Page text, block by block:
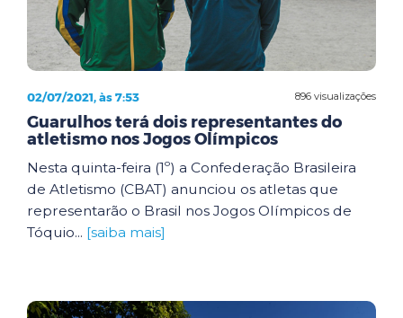
896 visualizações
02/07/2021, às 7:53
Guarulhos terá dois representantes do
atletismo nos Jogos Olímpicos
Nesta quinta-feira (1º) a Confederação Brasileira
de Atletismo (CBAT) anunciou os atletas que
representarão o Brasil nos Jogos Olímpicos de
Tóquio... [saiba mais]